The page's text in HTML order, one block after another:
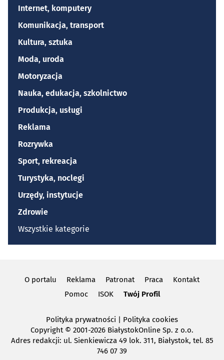
Internet, komputery
Komunikacja, transport
Kultura, sztuka
Moda, uroda
Motoryzacja
Nauka, edukacja, szkolnictwo
Produkcja, usługi
Reklama
Rozrywka
Sport, rekreacja
Turystyka, noclegi
Urzędy, instytucje
Zdrowie
Wszystkie kategorie
O portalu Reklama Patronat Praca
Kontakt
Pomoc
ISOK Twój Profil
Polityka prywatności
Polityka cookies
Copyright© 2001-2026 BiałystokOnline Sp. z o.o.
Adres redakcji: ul. Sienkiewicza 49 lok. 311, Białystok, tel. 85
746 07 39